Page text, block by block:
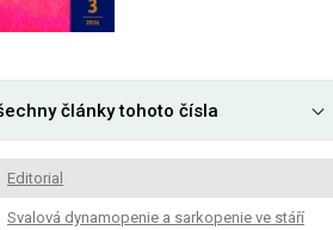
články tohoto čísla
Editorial
Svalová dynamopenie a sarkopenie ve stáří